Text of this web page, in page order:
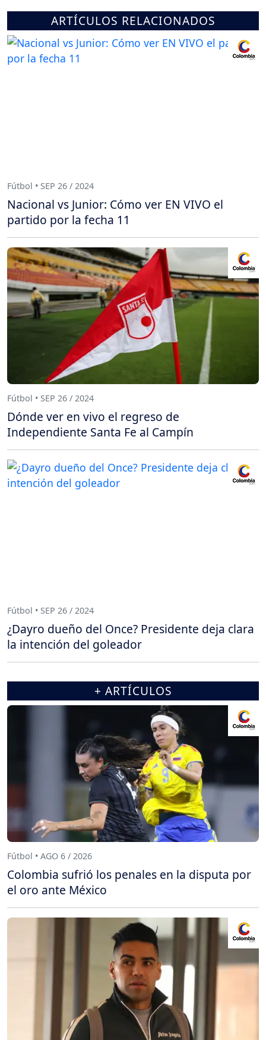
ARTÍCULOS RELACIONADOS
Fútbol • SEP 26 / 2024
Nacional vs Junior: Cómo ver EN VIVO el
partido por la fecha 11
Fútbol • SEP 26 / 2024
Dónde ver en vivo el regreso de
Independiente Santa Fe al Campín
Fútbol • SEP 26 / 2024
¿Dayro dueño del Once? Presidente deja clara
la intención del goleador
+ ARTÍCULOS
Fútbol • AGO 6 / 2026
Colombia sufrió los penales en la disputa por
el oro ante México